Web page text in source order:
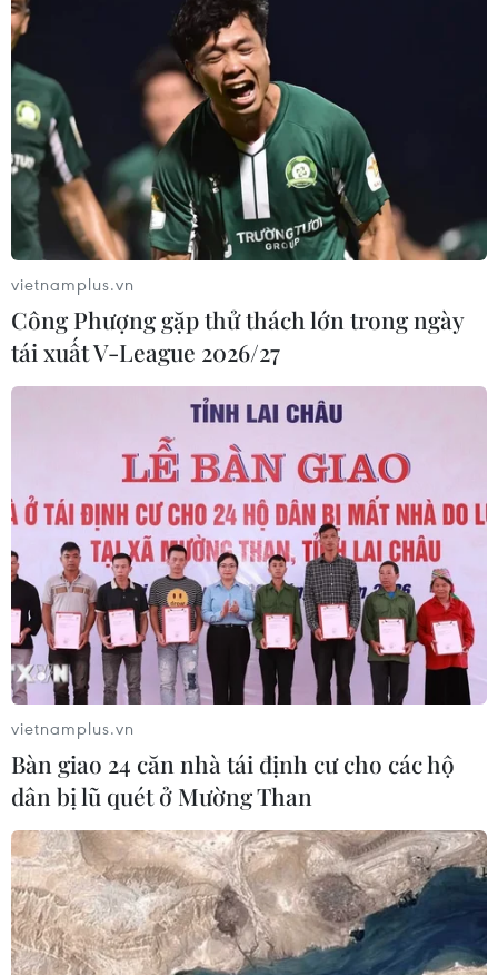
vietnamplus.vn
Công Phượng gặp thử thách lớn trong ngày
tái xuất V-League 2026/27
vietnamplus.vn
Bàn giao 24 căn nhà tái định cư cho các hộ
dân bị lũ quét ở Mường Than